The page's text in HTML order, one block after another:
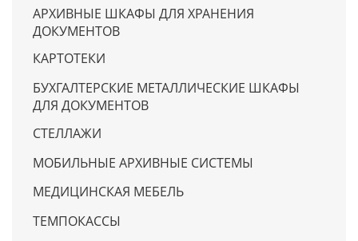
АРХИВНЫЕ ШКАФЫ ДЛЯ ХРАНЕНИЯ
ДОКУМЕНТОВ
КАРТОТЕКИ
БУХГАЛТЕРСКИЕ МЕТАЛЛИЧЕСКИЕ ШКАФЫ
ДЛЯ ДОКУМЕНТОВ
СТЕЛЛАЖИ
МОБИЛЬНЫЕ АРХИВНЫЕ СИСТЕМЫ
МЕДИЦИНСКАЯ МЕБЕЛЬ
ТЕМПОКАССЫ